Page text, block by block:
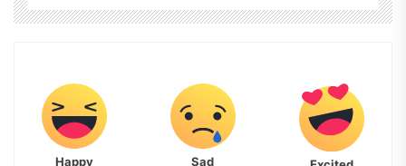
Happy Sad